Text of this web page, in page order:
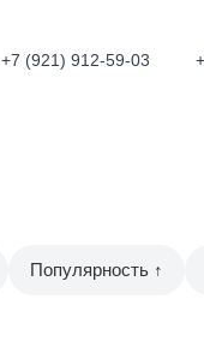
+7 (921) 912-59-03
Популярность ↑